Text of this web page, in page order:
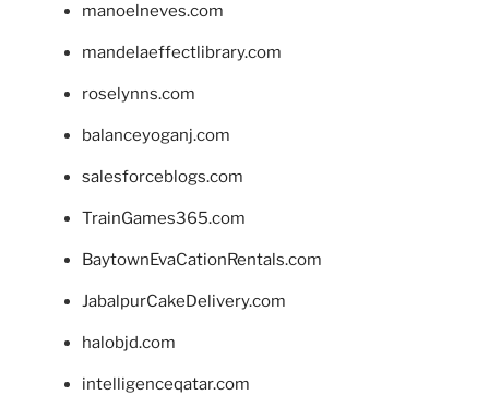
manoelneves.com
mandelaeffectlibrary.com
roselynns.com
balanceyoganj.com
salesforceblogs.com
TrainGames365.com
BaytownEvaCationRentals.com
JabalpurCakeDelivery.com
halobjd.com
intelligenceqatar.com